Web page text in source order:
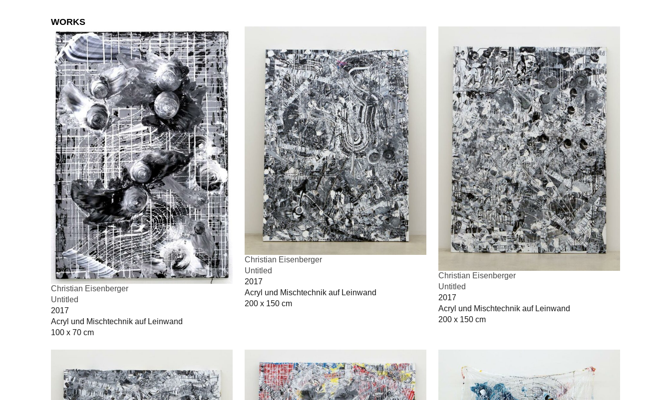
WORKS
Christian Eisenberger
Untitled
2017
Acryl und Mischtechnik auf Leinwand
100 x 70 cm
Christian Eisenberger
Untitled
2017
Acryl und Mischtechnik auf Leinwand
200 x 150 cm
Christian Eisenberger
Untitled
2017
Acryl und Mischtechnik auf Leinwand
200 x 150 cm